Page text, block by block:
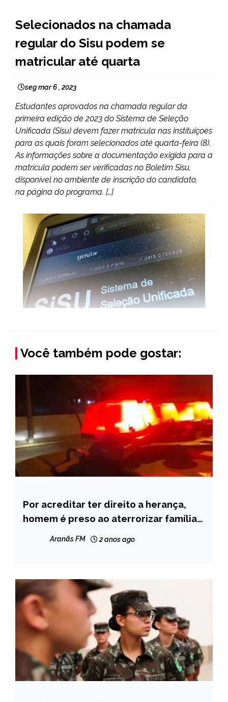
NOTÍCIAS
Selecionados na chamada
regular do Sisu podem se
matricular até quarta
seg mar 6 , 2023
Estudantes aprovados na chamada regular da
primeira edição de 2023 do Sistema de Seleção
Unificada (Sisu) devem fazer matrícula nas instituiçoes
para as quais foram selecionados até quarta-feira (8).
As informações sobre a documentação exigida para a
matrícula podem ser verificadas no Boletim Sisu,
disponível no ambiente de inscrição do candidato,
na página do programa. […]
Você também pode gostar:
MINAS
GERAIS
NOTÍCIAS
Por acreditar ter direito a herança,
homem é preso ao aterrorizar família
Aranãs FM 2 anos ago